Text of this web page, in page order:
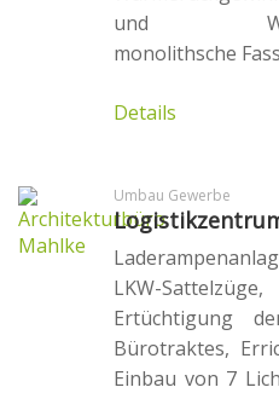
und
monolithsche
Details
Umbau Gewerbe
LKW-
Ertüchtigung
Bürotraktes,
Einbau von 7